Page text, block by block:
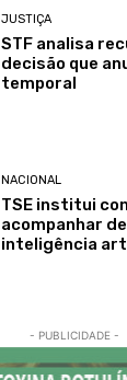
JUSTIÇA
STF analisa
decisão que
temporal
NACIONAL
TSE institui
acompanhar
inteligência
- PUBLICIDADE -